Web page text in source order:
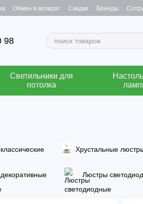
Обмен и возврат Скидки Бренды
98
Светильники для
потолка
Хрустальные
Люстры